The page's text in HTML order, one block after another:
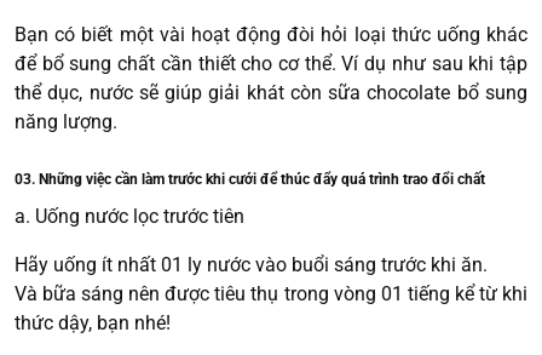
Bạn có biết một vài hoạt động đòi hỏi loại thức uống khác
để bổ sung chất cần thiết cho cơ thể. Ví dụ như sau khi tập
thể dục, nước sẽ giúp giải khát còn sữa chocolate bổ sung
năng lượng.
03. Những việc cần làm trước khi cưới để thúc đẩy quá trình trao đổi chất
a. Uống nước lọc trước tiên
Hãy uống ít nhất 01 ly nước vào buổi sáng trước khi ăn.
Và bữa sáng nên được tiêu thụ trong vòng 01 tiếng kể từ khi
thức dậy, bạn nhé!